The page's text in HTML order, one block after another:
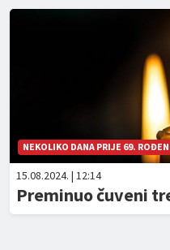
NEKOLIKO DANA PRIJE 69.
15.08.2024. | 12:14
Preminuo čuveni